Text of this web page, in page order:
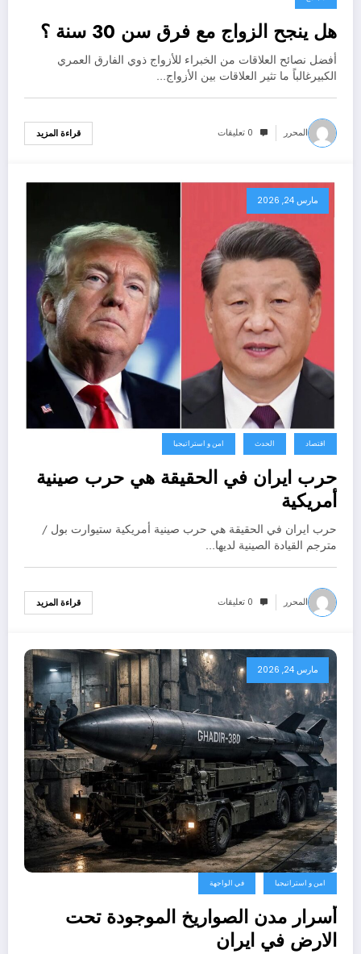
هل ينجح الزواج مع فرق سن 30 سنة ؟
أفضل نصائح العلاقات من الخبراء للأزواج ذوي الفارق العمري
الكبيرغالباً ما تثير العلاقات بين الأزواج…
المحرر 0 تعليقات قراءة المزيد
مارس 24, 2026
اقتصاد الحدث امن و استراتيجيا
حرب ايران في الحقيقة هي حرب صينية
أمريكية
حرب ايران في الحقيقة هي حرب صينية أمريكية ستيوارت بول /
مترجم القيادة الصينية لديها…
المحرر 0 تعليقات قراءة المزيد
مارس 24, 2026
امن و استراتيجيا في الواجهة
أسرار مدن الصواريخ الموجودة تحت
الارض في ايران